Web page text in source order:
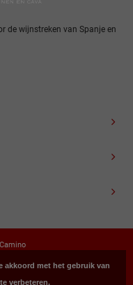
de wijnstreken van Spanje en
akkoord met het gebruik van
verbeteren.